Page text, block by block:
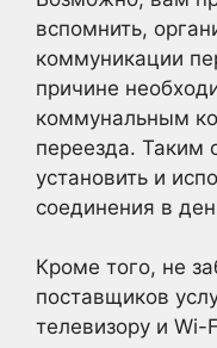
вспомнить,
коммуникации
причине
коммунальным
переезда. Таким
установить и
соединения в
Кроме того, не
поставщиков
телевизору и